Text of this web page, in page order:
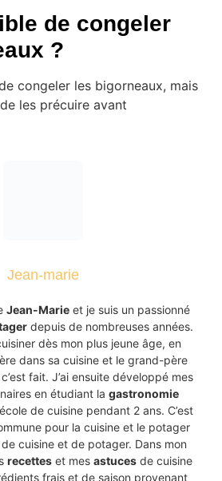
de congeler
?
congeler les bigorneaux, mais
les précuire avant
Jean-marie
Jean-Marieet je suis un passionné
depuis de nombreuses années.
dès mon plus jeune âge, en
dans sa cuisine et le grand-père
fait. J’ai ensuite développé mes
en étudiant la gastronomie
de cuisine pendant 2 ans. C’est
pour la cuisine et le potager
cuisine et de potager. Dans mon
recetteset mes astucesde cuisine
frais et de saison provenant